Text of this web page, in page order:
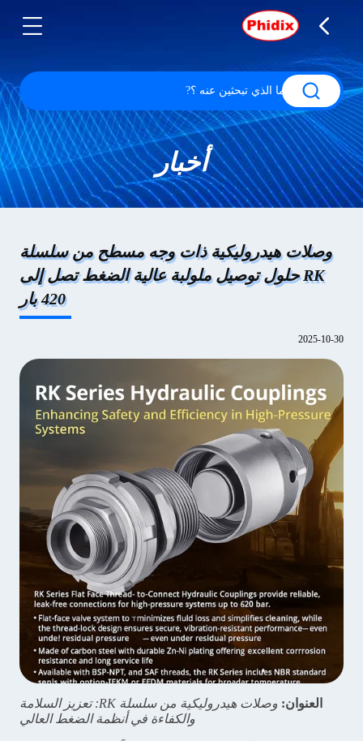
أخبار
وصلات هيدروليكية ذات وجه مسطح من سلسلة
RK حلول توصيل ملولبة عالية الضغط تصل إلى
420 بار
2025-10-30
العنوان:
وصلات هيدروليكية من سلسلة RK: تعزيز السلامة
والكفاءة في أنظمة الضغط العالي